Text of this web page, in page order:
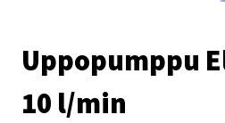
Uppopumppu
10 l/min